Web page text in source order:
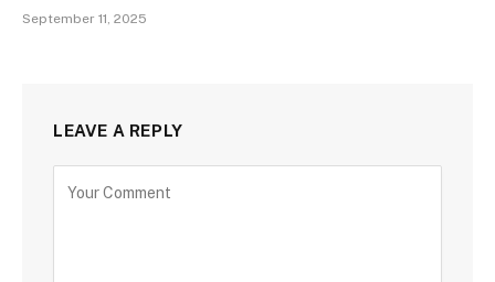
September 11, 2025
LEAVE A REPLY